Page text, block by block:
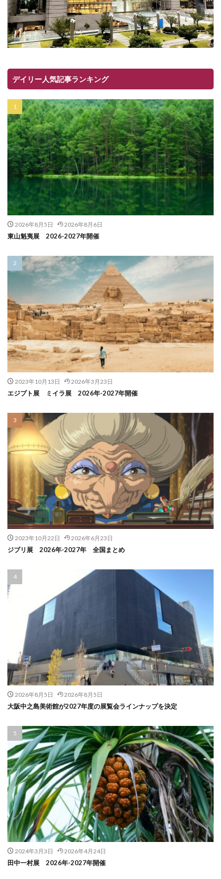
デイリー人気記事ランキング
2026年8月5日 2026年8月6日
東山魁夷展 2026-2027年開催
2023年10月13日 2026年3月23日
エジプト展 ミイラ展 2026年-2027年開催
2023年10月22日 2026年6月23日
ジブリ展 2026年-2027年 全国まとめ
2026年8月5日 2026年8月5日
大阪中之島美術館が2027年度の展覧会ラインナップを決定
2024年3月3日 2026年4月24日
田中一村展 2026年-2027年開催